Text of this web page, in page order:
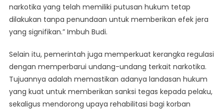
narkotika yang telah memiliki putusan hukum tetap
dilakukan tanpa penundaan untuk memberikan efek jera
yang signifikan.” Imbuh Budi.
Selain itu, pemerintah juga memperkuat kerangka regulasi
dengan memperbarui undang-undang terkait narkotika.
Tujuannya adalah memastikan adanya landasan hukum
yang kuat untuk memberikan sanksi tegas kepada pelaku,
sekaligus mendorong upaya rehabilitasi bagi korban